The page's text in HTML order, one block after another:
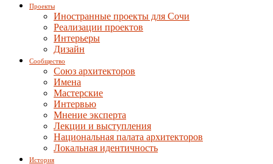
Проекты
Иностранные проекты для Сочи
Реализации проектов
Интерьеры
Дизайн
Сообщество
Союз архитекторов
Имена
Мастерские
Интервью
Мнение эксперта
Лекции и выступления
Национальная палата архитекторов
Локальная идентичность
История